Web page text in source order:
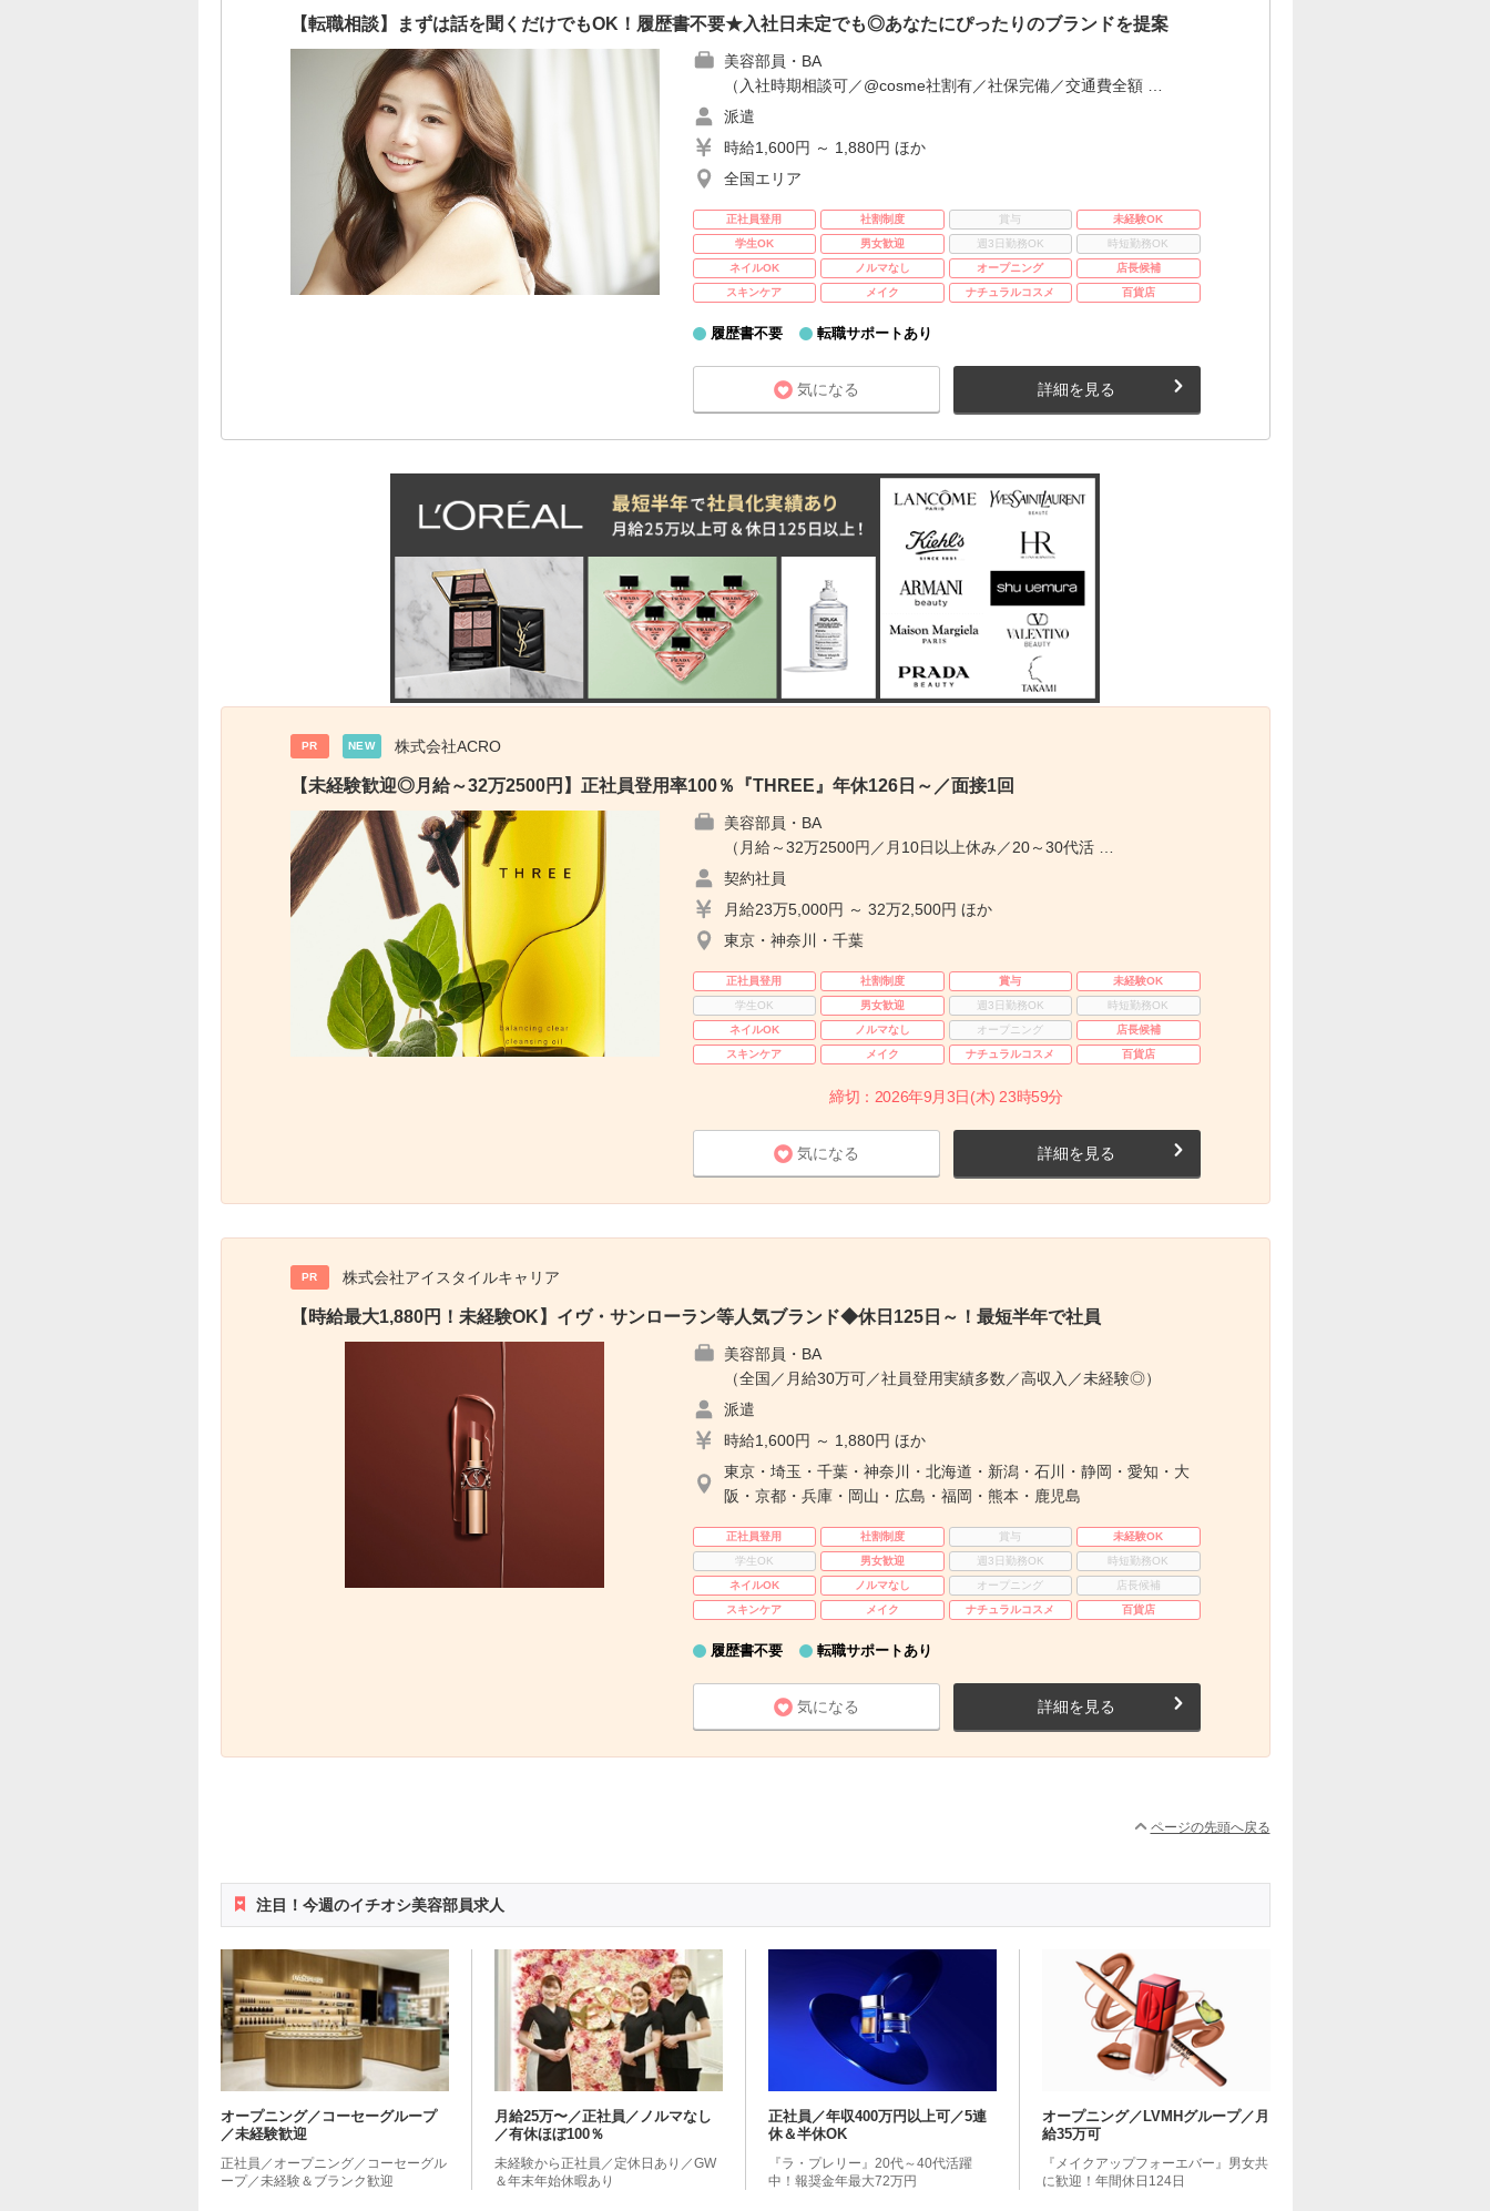
【転職相談】まずは話を聞くだけでもOK！履歴書不要★入社日未定でも◎あなたにぴったりのブランドを提案
美容部員・BA
（入社時期相談可／@cosme社割有／社保完備／交通費全額 …
派遣
時給1,600円 ～ 1,880円 ほか
全国エリア
正社員登用 社割制度 賞与
未経験OK
学生OK
男女歓迎 週3日勤務OK
時短勤務OK
ネイルOK
ノルマなし オープニング
店長候補
スキンケア
メイク ナチュラルコスメ 百貨店
履歴書不要 転職サポートあり
気になる 詳細を見る
PR NEW 株式会社ACRO
【未経験歓迎◎月給～32万2500円】正社員登用率100％『THREE』年休126日～／面接1回
美容部員・BA
（月給～32万2500円／月10日以上休み／20～30代活 …
契約社員
月給23万5,000円 ～ 32万2,500円 ほか
東京・神奈川・千葉
正社員登用 社割制度 賞与
未経験OK
学生OK
男女歓迎 週3日勤務OK
時短勤務OK
ネイルOK
ノルマなし オープニング
店長候補
スキンケア
メイク ナチュラルコスメ 百貨店
締切：2026年9月3日(木) 23時59分
気になる 詳細を見る
PR 株式会社アイスタイルキャリア
【時給最大1,880円！未経験OK】イヴ・サンローラン等人気ブランド◆休日125日～！最短半年で社員
美容部員・BA
（全国／月給30万可／社員登用実績多数／高収入／未経験◎）
派遣
時給1,600円 ～ 1,880円 ほか
東京・埼玉・千葉・神奈川・北海道・新潟・石川・静岡・愛知・大
阪・京都・兵庫・岡山・広島・福岡・熊本・鹿児島
正社員登用 社割制度 賞与
未経験OK
学生OK
男女歓迎 週3日勤務OK
時短勤務OK
ネイルOK
ノルマなし オープニング
店長候補
スキンケア
メイク ナチュラルコスメ 百貨店
履歴書不要 転職サポートあり
気になる 詳細を見る
ページの先頭へ戻る
注目！今週のイチオシ美容部員求人
オープニング／コーセーグループ
／未経験歓迎
正社員／オープニング／コーセーグル
ープ／未経験＆ブランク歓迎
月給25万〜／正社員／ノルマなし
／有休ほぼ100％
未経験から正社員／定休日あり／GW
＆年末年始休暇あり
正社員／年収400万円以上可／5連
休＆半休OK
『ラ・プレリー』20代～40代活躍
中！報奨金年最大72万円
オープニング／LVMHグループ／月
給35万可
『メイクアップフォーエバー』男女共
に歓迎！年間休日124日